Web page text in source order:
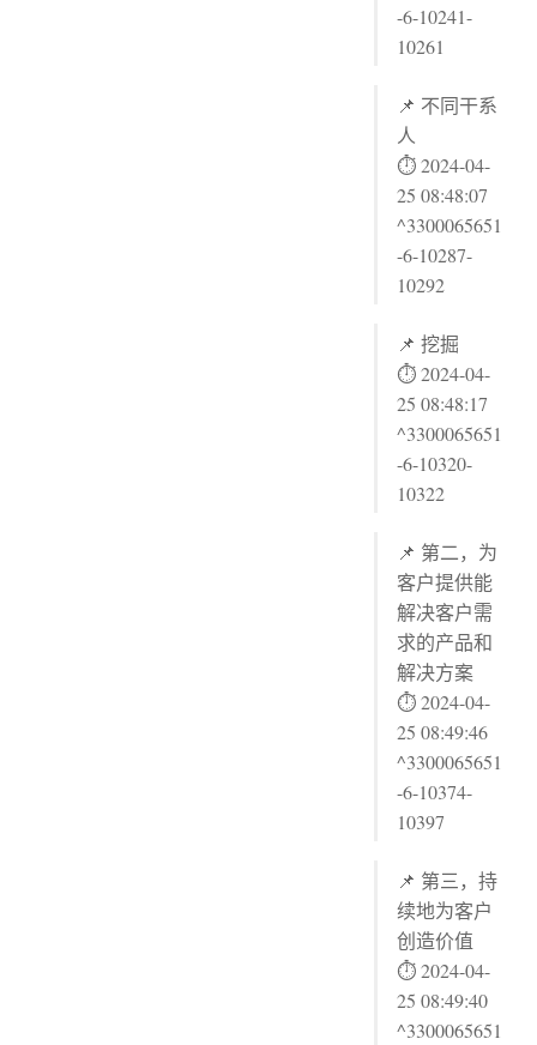
-6-10241-
10261
📌 不同干系
人
⏱ 2024-04-
25 08:48:07
^3300065651
-6-10287-
10292
📌 挖掘
⏱ 2024-04-
25 08:48:17
^3300065651
-6-10320-
10322
📌 第二，为
客户提供能
解决客户需
求的产品和
解决方案
⏱ 2024-04-
25 08:49:46
^3300065651
-6-10374-
10397
📌 第三，持
续地为客户
创造价值
⏱ 2024-04-
25 08:49:40
^3300065651